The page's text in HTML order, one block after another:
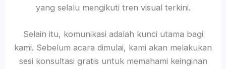
yang selalu mengikuti tren visual terkini.
Selain itu, komunikasi adalah kunci utama bagi
kami. Sebelum acara dimulai, kami akan melakukan
sesi konsultasi gratis untuk memahami keinginan